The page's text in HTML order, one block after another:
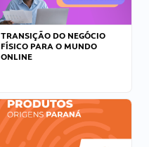
TRANSIÇÃO DO NEGÓCIO
FÍSICO PARA O MUNDO
ONLINE